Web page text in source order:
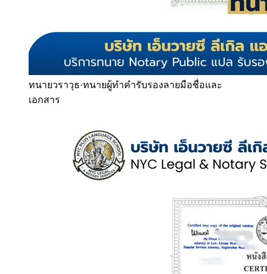
ทนายวราวุธ·ทนายผู้ทำคำรับรองลายมือชื่อและ
เอกสาร